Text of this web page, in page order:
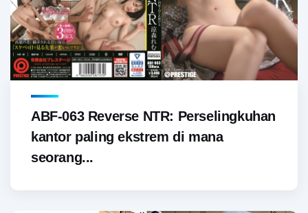
ABF-063 Reverse NTR: Perselingkuhan
kantor paling ekstrem di mana
seorang...